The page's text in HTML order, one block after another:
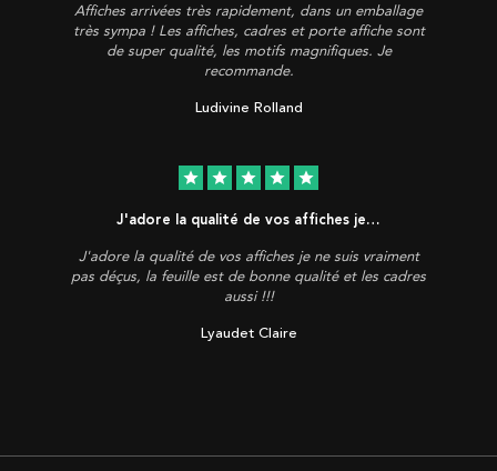
Affiches arrivées très rapidement, dans un emballage
très sympa ! Les affiches, cadres et porte affiche sont
de super qualité, les motifs magnifiques. Je
recommande.
Ludivine Rolland
star star star star star
J'adore la qualité de vos affiches je…
J'adore la qualité de vos affiches je ne suis vraiment
pas déçus, la feuille est de bonne qualité et les cadres
aussi !!!
Lyaudet Claire